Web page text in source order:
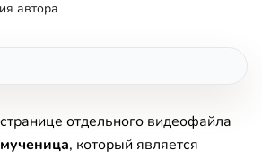
автора
отдельного видеофайла
, который является